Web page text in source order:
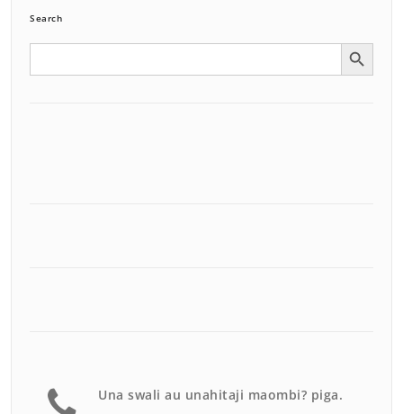
Search
Search Search Button
Una swali au unahitaji maombi? piga.